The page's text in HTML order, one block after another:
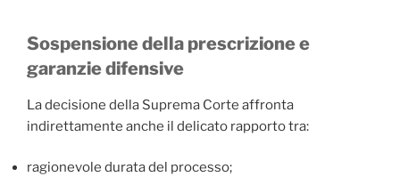
Sospensione della prescrizione e
garanzie difensive
La decisione della Suprema Corte affronta
indirettamente anche il delicato rapporto tra:
ragionevole durata del processo;